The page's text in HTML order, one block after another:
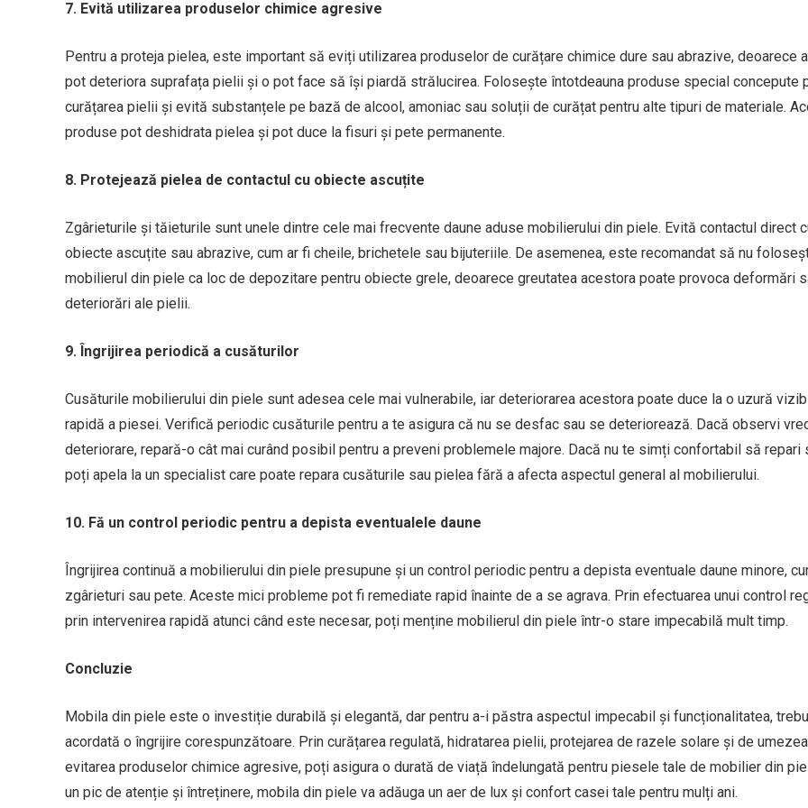
7. Evită utilizarea produselor chimice agresive
Pentru a proteja pielea, este important să eviți utilizarea produselor de curățare chimice dure sau abrazive, deoarece
pot deteriora suprafața pielii și o pot face să își piardă strălucirea. Folosește întotdeauna produse special concepute
curățarea pielii și evită substanțele pe bază de alcool, amoniac sau soluții de curățat pentru alte tipuri de materiale.
produse pot deshidrata pielea și pot duce la fisuri și pete permanente.
8. Protejează pielea de contactul cu obiecte ascuțite
Zgârieturile și tăieturile sunt unele dintre cele mai frecvente daune aduse mobilierului din piele. Evită contactul direct
obiecte ascuțite sau abrazive, cum ar fi cheile, brichetele sau bijuteriile. De asemenea, este recomandat să nu
mobilierul din piele ca loc de depozitare pentru obiecte grele, deoarece greutatea acestora poate provoca deformări
deteriorări ale pielii.
9. Îngrijirea periodică a cusăturilor
Cusăturile mobilierului din piele sunt adesea cele mai vulnerabile, iar deteriorarea acestora poate duce la o uzură
rapidă a piesei. Verifică periodic cusăturile pentru a te asigura că nu se desfac sau se deteriorează. Dacă observi
deteriorare, repară-o cât mai curând posibil pentru a preveni problemele majore. Dacă nu te simți confortabil să repari
poți apela la un specialist care poate repara cusăturile sau pielea fără a afecta aspectul general al mobilierului.
10. Fă un control periodic pentru a depista eventualele daune
Îngrijirea continuă a mobilierului din piele presupune și un control periodic pentru a depista eventuale daune minore,
zgârieturi sau pete. Aceste mici probleme pot fi remediate rapid înainte de a se agrava. Prin efectuarea unui control
prin intervenirea rapidă atunci când este necesar, poți menține mobilierul din piele într-o stare impecabilă mult timp.
Concluzie
Mobila din piele este o investiție durabilă și elegantă, dar pentru a-i păstra aspectul impecabil și funcționalitatea,
acordată o îngrijire corespunzătoare. Prin curățarea regulată, hidratarea pielii, protejarea de razele solare și de
evitarea produselor chimice agresive, poți asigura o durată de viață îndelungată pentru piesele tale de mobilier din
un pic de atenție și întreținere, mobila din piele va adăuga un aer de lux și confort casei tale pentru mulți ani.